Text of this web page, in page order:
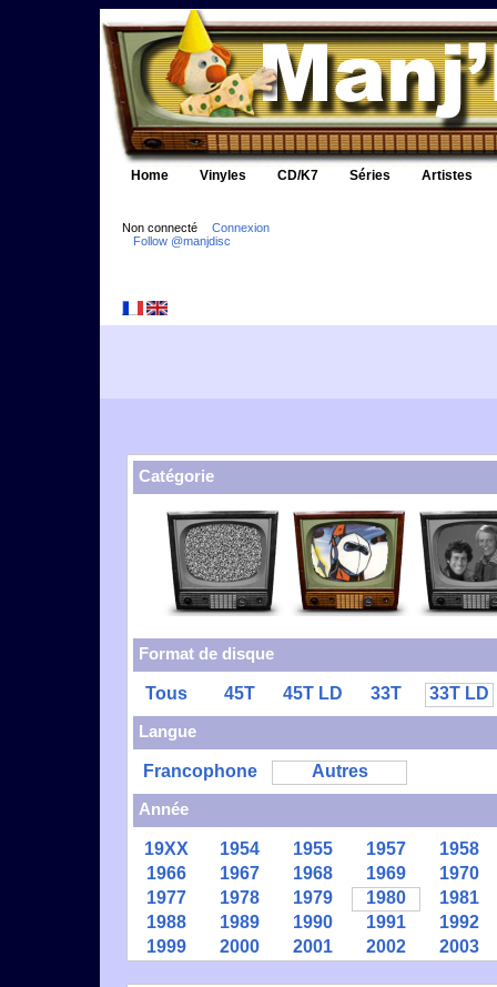
Home Vinyles CD/K7 Séries Artistes
Non connecté
Connexion
Follow @manjdisc
Catégorie
Format de disque
Tous 45T 45T LD 33T
33T LD
Langue
Francophone
Autres
Année
19XX 1954 1955 1957
1958
1966
1967 1968 1969
1970
1977
1978 1979 1980
1981
1988
1989 1990 1991
1992
1999
2000 2001 2002 2003